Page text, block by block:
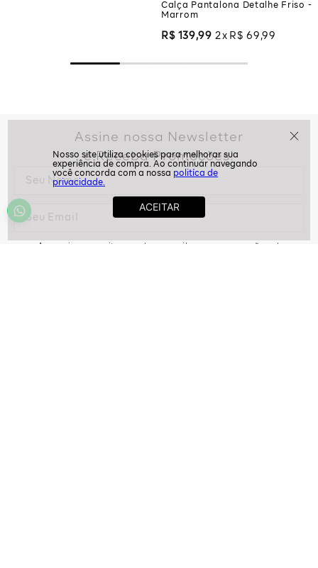
politíca de
privacidade.
Calça Pantalona Detalhe Friso -
Marrom
R$ 139,99 2 R$ 69 ,99
Assine nossa Newsletter
e Receba Promoções!
Ao assinar, aceito receber emails com promoções da